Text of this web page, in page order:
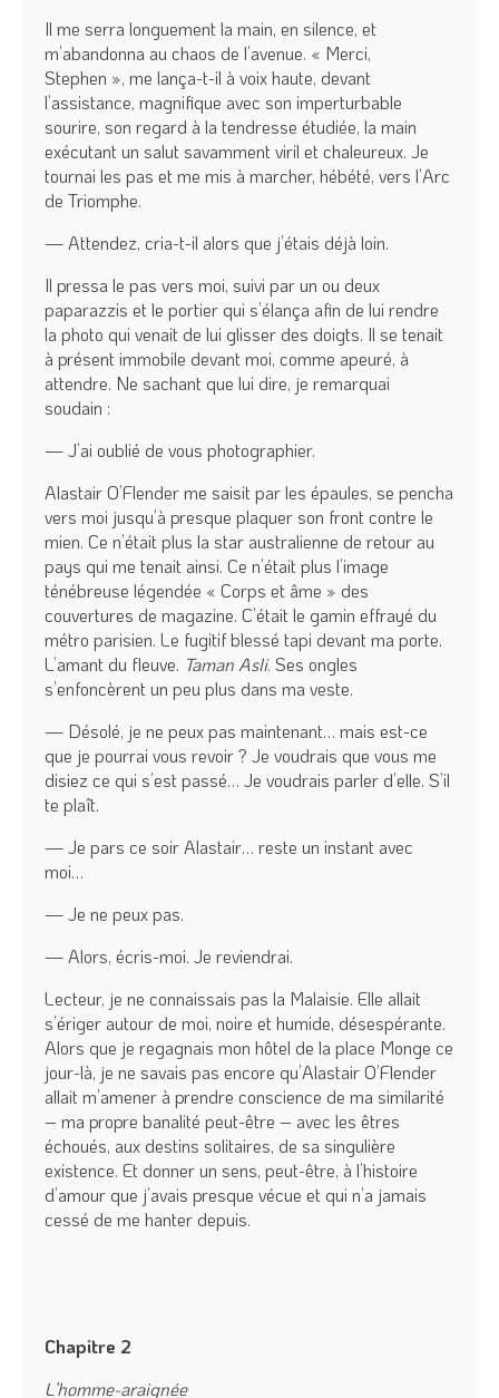
Il me serra longuement la main, en silence, et
m’abandonna au chaos de l’avenue. « Merci,
Stephen », me lança-t-il à voix haute, devant
l’assistance, magnifique avec son imperturbable
sourire, son regard à la tendresse étudiée, la main
exécutant un salut savamment viril et chaleureux. Je
tournai les pas et me mis à marcher, hébété, vers l’Arc
de Triomphe.
— Attendez, cria-t-il alors que j’étais déjà loin.
Il pressa le pas vers moi, suivi par un ou deux
paparazzis et le portier qui s’élança afin de lui rendre
la photo qui venait de lui glisser des doigts. Il se tenait
à présent immobile devant moi, comme apeuré, à
attendre. Ne sachant que lui dire, je remarquai
soudain :
— J’ai oublié de vous photographier.
Alastair O’Flender me saisit par les épaules, se pencha
vers moi jusqu’à presque plaquer son front contre le
mien. Ce n’était plus la star australienne de retour au
pays qui me tenait ainsi. Ce n’était plus l’image
ténébreuse légendée « Corps et âme » des
couvertures de magazine. C’était le gamin effrayé du
métro parisien. Le fugitif blessé tapi devant ma porte.
L’amant du fleuve. Taman Asli. Ses ongles
s’enfoncèrent un peu plus dans ma veste.
— Désolé, je ne peux pas maintenant… mais est-ce
que je pourrai vous revoir ? Je voudrais que vous me
disiez ce qui s’est passé… Je voudrais parler d’elle. S’il
te plaît.
— Je pars ce soir Alastair… reste un instant avec
moi…
— Je ne peux pas.
— Alors, écris-moi. Je reviendrai.
Lecteur, je ne connaissais pas la Malaisie. Elle allait
s’ériger autour de moi, noire et humide, désespérante.
Alors que je regagnais mon hôtel de la place Monge ce
jour-là, je ne savais pas encore qu’Alastair O’Flender
allait m’amener à prendre conscience de ma similarité
– ma propre banalité peut-être – avec les êtres
échoués, aux destins solitaires, de sa singulière
existence. Et donner un sens, peut-être, à l’histoire
d’amour que j’avais presque vécue et qui n’a jamais
cessé de me hanter depuis.
Chapitre 2
L’homme-araignée